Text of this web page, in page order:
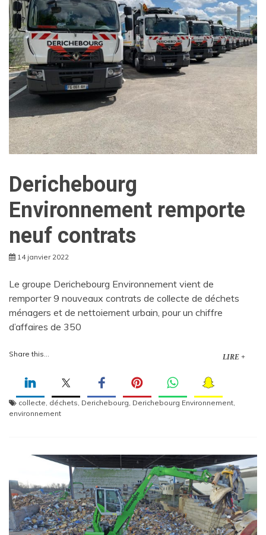
Derichebourg
Environnement remporte
neuf contrats
14 janvier 2022
Le groupe Derichebourg Environnement vient de
remporter 9 nouveaux contrats de collecte de déchets
ménagers et de nettoiement urbain, pour un chiffre
d’affaires de 350
Share this... LIRE +
collecte, déchets, Derichebourg, Derichebourg Environnement,
environnement